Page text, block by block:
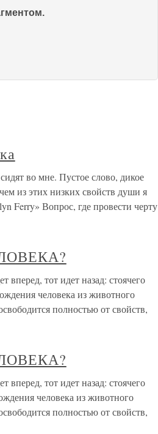
во мне. Пустое слово, дикое
из этих низких свойств души я
Ferry» Вопрос, где провести черту
тот идет назад: стоячего
человека из животного
полностью от свойств,
тот идет назад: стоячего
человека из животного
полностью от свойств,